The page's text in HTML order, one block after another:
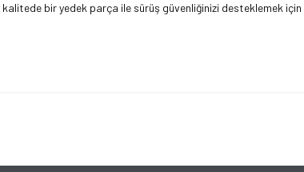
kalitede bir yedek parça ile sürüş güvenliğinizi desteklemek için